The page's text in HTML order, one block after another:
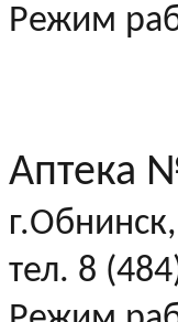
Режим
Аптека
тел. 8